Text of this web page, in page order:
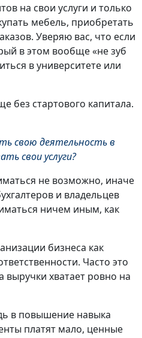
на свои услуги и только
мебель, приобретать
Уверяю вас, что если
в этом вообще «не зуб
в университете или
без стартового капитала.
свою деятельность в
свои услуги?
не возможно, иначе
и владельцев
ничем иным, как
бизнеса как
Часто это
выручки хватает ровно на
в повышение навыка
платят мало, ценные